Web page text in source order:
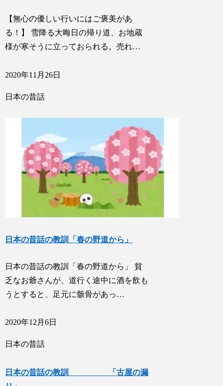
【無心の優しい行いにはご褒美があ
る！】 雪降る大晦日の帰り道、お地蔵
様が寒そうに立っておられる。売れ…
2020年11月26日
日本の昔話
日本の昔話の教訓「春の野道から」
日本の昔話の教訓「春の野道から」 貧
乏なお爺さんが、道行く途中に酒を飲も
うとすると、足元に骸骨があっ…
2020年12月6日
日本の昔話
日本の昔話の教訓 「古屋の漏